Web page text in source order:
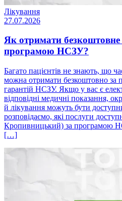
Лікування
27.07.2026
Як отримати безкоштовне
програмою НСЗУ?
Багато пацієнтів не знають, що
можна отримати безкоштовно за
гарантій НСЗУ. Якщо у вас є
відповідні медичні показання,
й лікування можуть бути
розповідаємо, які послуги
Кропивницький) за програмою
[…]